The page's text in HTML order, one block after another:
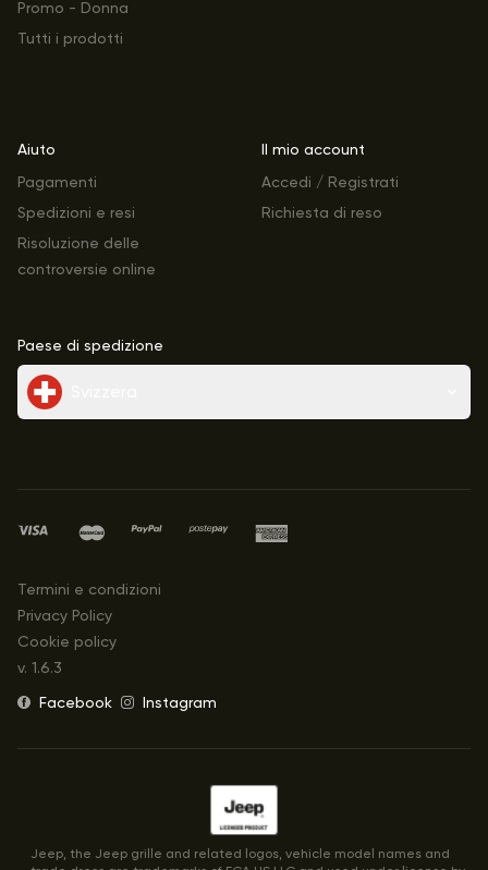
Promo - Donna
Tutti i prodotti
Aiuto
Pagamenti
Spedizioni e resi
Risoluzione delle
controversie online
Il mio account
Accedi / Registrati
Richiesta di reso
Paese di spedizione
Termini e condizioni
Privacy Policy
Cookie policy
v. 1.6.3
Facebook
Instagram
Jeep, the Jeep grille and related logos, vehicle model names and